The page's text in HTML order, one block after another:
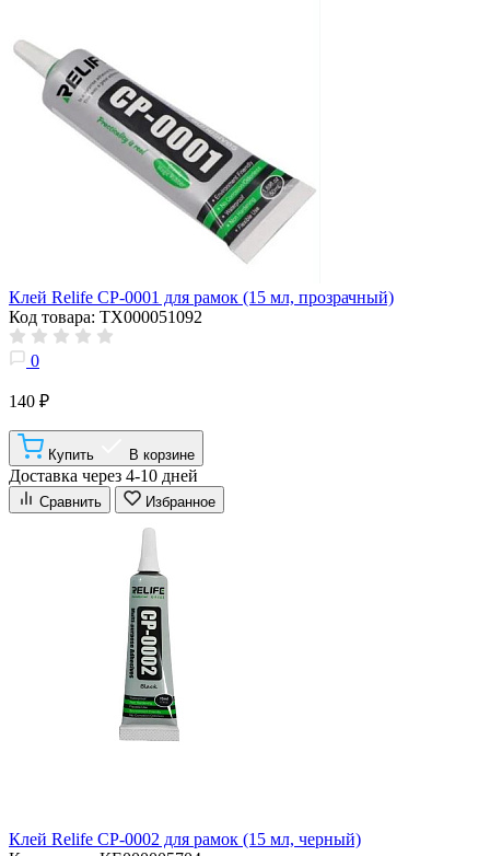
Клей Relife CP-0001 для рамок (15 мл, прозрачный)
Код товара: ТХ000051092
0
140 ₽
Купить В корзине
Доставка через 4-10 дней
Сравнить Избранное
Клей Relife CP-0002 для рамок (15 мл, черный)